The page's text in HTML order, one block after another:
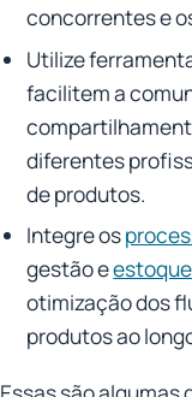
concorrentes e
Utilize
facilitem a
diferentes
de produtos.
Integre os
gestão eestoque
otimização dos
produtos ao